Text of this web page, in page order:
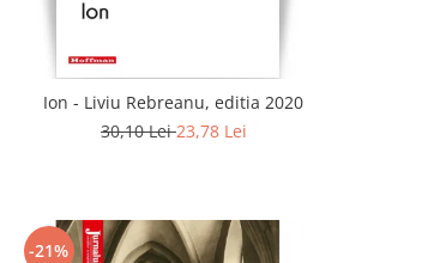
Ion - Liviu Rebreanu, editia 2020
30,10 Lei23,78 Lei
-21%